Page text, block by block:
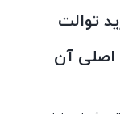
توالت
اصلی آن